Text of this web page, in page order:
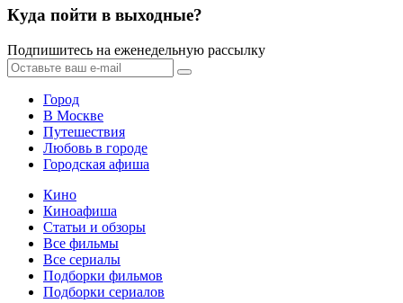
Куда пойти в выходные?
Подпишитесь на еженедельную рассылку
Город
В Москве
Путешествия
Любовь в городе
Городская афиша
Кино
Киноафиша
Статьи и обзоры
Все фильмы
Все сериалы
Подборки фильмов
Подборки сериалов